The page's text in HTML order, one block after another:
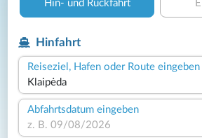
Hin- und Rückfahrt
Hinfahrt
Reiseziel, Hafen oder Route eingeben
Abfahrtsdatum eingeben